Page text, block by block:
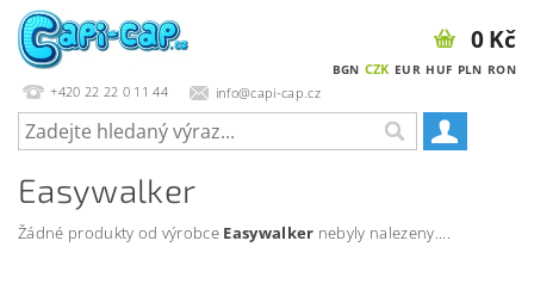
+420 22 22 0 11 44 info@capi-cap.cz
BGN CZK EUR HUF PLN RON
0 Kč
Easywalker
Žádné produkty od výrobce Easywalker nebyly nalezeny....